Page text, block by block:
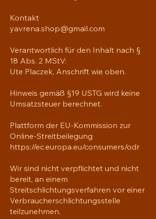
Kontakt
yavrena.shop@gmail.com
Verantwortlich für den Inhalt nach §
18 Abs. 2 MStV:
Ute Placzek, Anschrift wie oben.
Hinweis gemäß §19 USTG wird keine
Umsatzsteuer berechnet.
Plattform der EU-Kommission zur
Online-Streitbeilegung
https://ec.europa.eu/consumers/odr
Wir sind nicht verpflichtet und nicht
bereit, an einem
Streitschlichtungsverfahren vor einer
Verbraucherschlichtungsstelle
teilzunehmen.